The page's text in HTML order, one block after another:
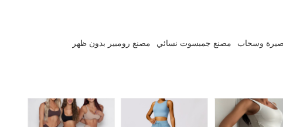
وسحاب مصنع جمبسوت نسائي مصنع رومبير بدون ظهر